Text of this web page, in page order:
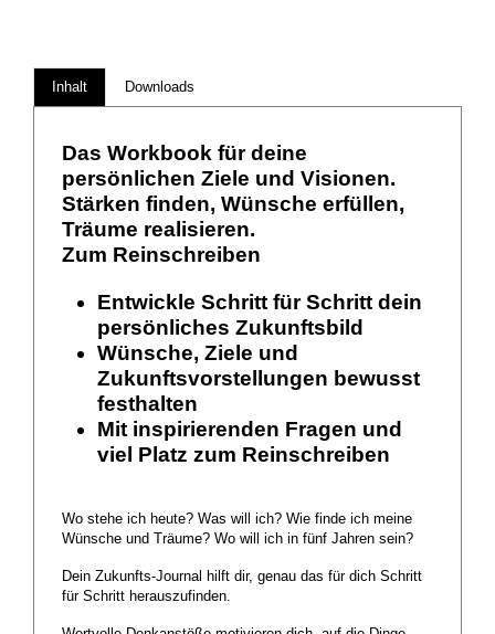
Inhalt Downloads
Das Workbook für deine
persönlichen Ziele und Visionen.
Stärken finden, Wünsche erfüllen,
Träume realisieren.
Zum Reinschreiben
Entwickle Schritt für Schritt dein
persönliches Zukunftsbild
Wünsche, Ziele und
Zukunftsvorstellungen bewusst
festhalten
Mit inspirierenden Fragen und
viel Platz zum Reinschreiben
Wo stehe ich heute? Was will ich? Wie finde ich meine
Wünsche und Träume? Wo will ich in fünf Jahren sein?
Dein Zukunfts-Journal hilft dir, genau das für dich Schritt
für Schritt herauszufinden.